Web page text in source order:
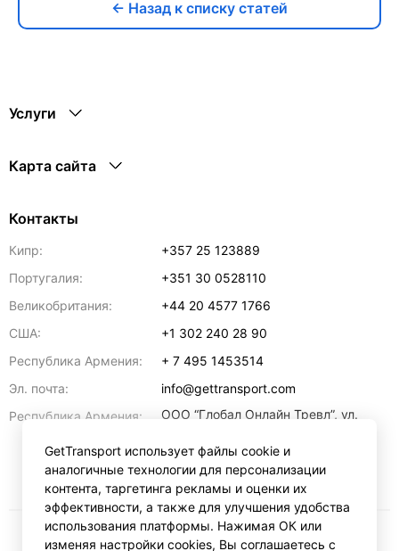
← Назад к списку статей
Услуги
Карта сайта
Контакты
Кипр:
+357 25 123889
Португалия:
+351 30 0528110
Великобритания:
+44 20 4577 1766
США:
+1 302 240 28 90
Республика Армения:
+ 7 495 1453514
Эл. почта:
info@gettransport.com
Республика Армения:
ООО “Глобал Онлайн Тревл”, ул.
регистрационный номер
271.110.1183229, РНН 00238516
Ереван 0070
GetTransport использует файлы cookie и
аналогичные технологии для персонализации
контента, таргетинга рекламы и оценки их
эффективности, а также для улучшения удобства
использования платформы. Нажимая ОК или
изменяя настройки cookies, Вы соглашаетесь с